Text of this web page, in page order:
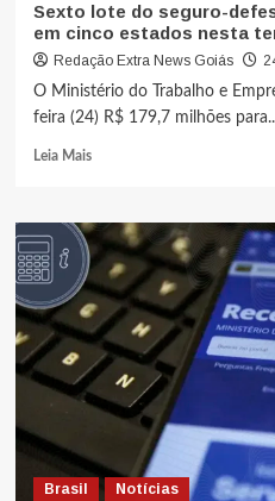
Sexto lote do seguro-
em cinco estados nesta
Redação Extra News Goiás
O Ministério do Trabalho e
feira (24) R$ 179,7 milhões
Leia Mais
Brasil Notícias